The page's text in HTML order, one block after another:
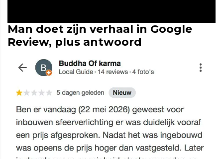
Man doet zijn verhaal in Google
Review, plus antwoord